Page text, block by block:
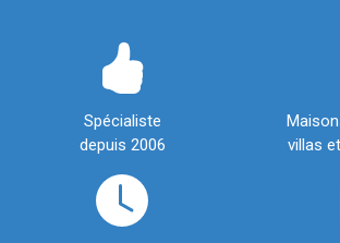
Spécialiste
depuis 2006
villas